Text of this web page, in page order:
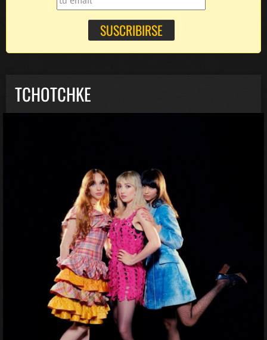
TCHOTCHKE